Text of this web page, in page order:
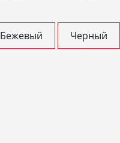
Бежевый Черный